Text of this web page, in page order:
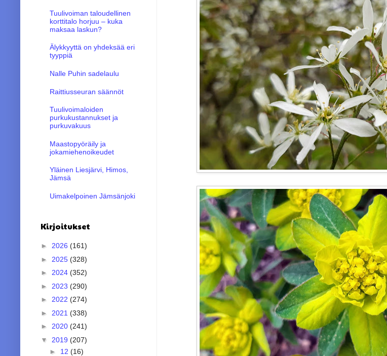
Tuulivoiman taloudellinen
korttitalo horjuu – kuka
maksaa laskun?
Älykkyyttä on yhdeksää eri
tyyppiä
Nalle Puhin sadelaulu
Raittiusseuran säännöt
Tuulivoimaloiden
purkukustannukset ja
purkuvakuus
Maastopyöräily ja
jokamiehenoikeudet
Yläinen Liesjärvi, Himos,
Jämsä
Uimakelpoinen Jämsänjoki
Kirjoitukset
► 2026 (161)
► 2025 (328)
► 2024 (352)
► 2023 (290)
► 2022 (274)
► 2021 (338)
► 2020 (241)
▼ 2019 (207)
► 12 (16)